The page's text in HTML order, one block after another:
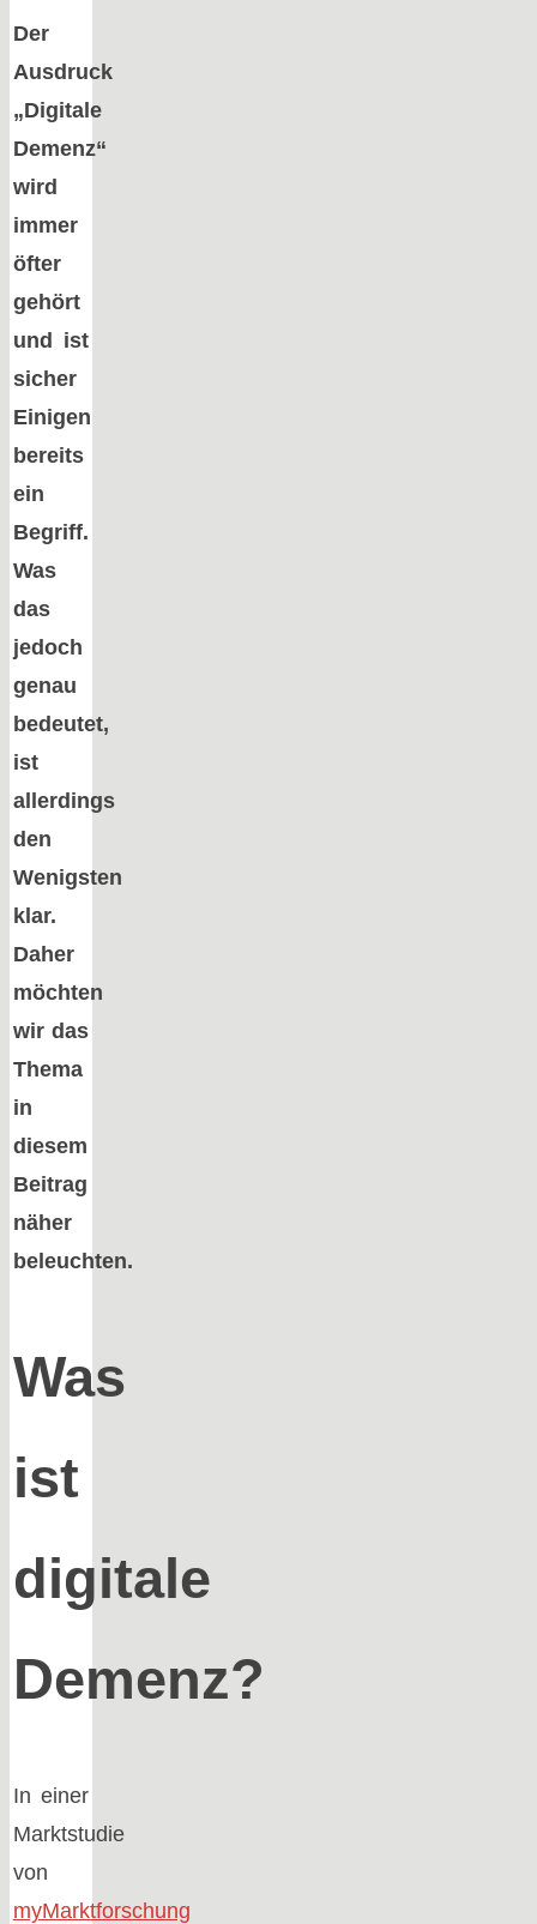
Der
Ausdruck
„Digitale
Demenz“
wird
immer
öfter
gehört
und ist
sicher
Einigen
bereits
ein
Begriff.
Was
das
jedoch
genau
bedeutet,
ist
allerdings
den
Wenigsten
klar.
Daher
möchten
wir das
Thema
in
diesem
Beitrag
näher
beleuchten.
Was
ist
digitale
Demenz?
In einer
Marktstudie
von
myMarktforschung